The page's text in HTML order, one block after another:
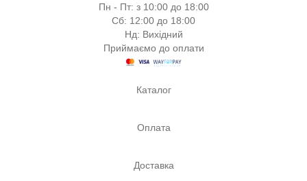
Пн - Пт: з 10:00 до 18:00
Сб: 12:00 до 18:00
Нд: Вихідний
Приймаємо до оплати
Каталог
Оплата
Доставка